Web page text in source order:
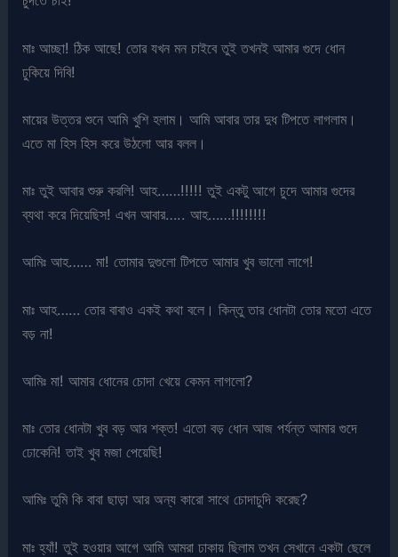
মাঃ আচ্ছা! ঠিক আছে! তোর যখন মন চাইবে তুই তখনই আমার গুদে ধোন
ঢুকিয়ে দিবি!
মায়ের উত্তর শুনে আমি খুশি হলাম। আমি আবার তার দুধ টিপতে লাগলাম।
এতে মা হিস হিস করে উঠলো আর বলল।
মাঃ তুই আবার শুরু করলি! আহ……!!!!! তুই একটু আগে চুদে আমার গুদের
ব্যথা করে দিয়েছিস! এখন আবার….. আহ……!!!!!!!!
আমিঃ আহ…… মা! তোমার দুগুলো টিপতে আমার খুব ভালো লাগে!
মাঃ আহ…… তোর বাবাও একই কথা বলে। কিন্তু তার ধোনটা তোর মতো এতে
বড় না!
আমিঃ মা! আমার ধোনের চোদা খেয়ে কেমন লাগলো?
মাঃ তোর ধোনটা খুব বড় আর শক্ত! এতো বড় ধোন আজ পর্যন্ত আমার গুদে
ঢোকেনি! তাই খুব মজা পেয়েছি!
আমিঃ তুমি কি বাবা ছাড়া আর অন্য কারো সাথে চোদাচুদি করেছ?
মাঃ হ্যাঁ! তুই হওয়ার আগে আমি আমরা ঢাকায় ছিলাম তখন সেখানে একটা ছেলে